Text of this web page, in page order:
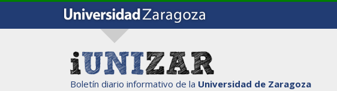
Boletín diario informativo de la Universidad de Zaragoza